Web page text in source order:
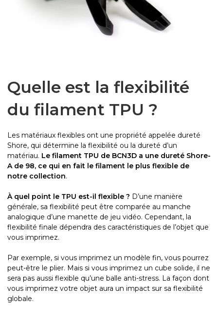
Quelle est la flexibilité
du filament TPU ?
Les matériaux flexibles ont une propriété appelée dureté
Shore, qui détermine la flexibilité ou la dureté d’un
matériau. Le filament TPU de BCN3D a une dureté Shore-
A de 98, ce qui en fait le filament le plus flexible de
notre collection.
À quel point le TPU est-il flexible ? D’une manière
générale, sa flexibilité peut être comparée au manche
analogique d’une manette de jeu vidéo. Cependant, la
flexibilité finale dépendra des caractéristiques de l’objet que
vous imprimez.
Par exemple, si vous imprimez un modèle fin, vous pourrez
peut-être le plier. Mais si vous imprimez un cube solide, il ne
sera pas aussi flexible qu’une balle anti-stress. La façon dont
vous imprimez votre objet aura un impact sur sa flexibilité
globale.